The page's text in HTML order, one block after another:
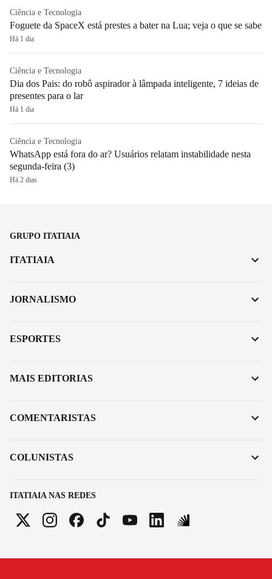
Ciência e Tecnologia
Foguete da SpaceX está prestes a bater na Lua; veja o que se sabe
Há 1 dia
Ciência e Tecnologia
Dia dos Pais: do robô aspirador à lâmpada inteligente, 7 ideias de
presentes para o lar
Há 1 dia
Ciência e Tecnologia
WhatsApp está fora do ar? Usuários relatam instabilidade nesta
segunda-feira (3)
Há 2 dias
GRUPO ITATIAIA
ITATIAIA NAS REDES
ITATIAIA
JORNALISMO
ESPORTES
MAIS EDITORIAS
COMENTARISTAS
COLUNISTAS